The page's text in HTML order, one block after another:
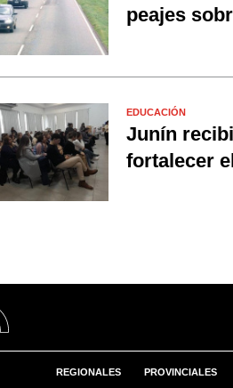
peajes
EDUCACIÓN
Junín
fortalecer
REGIONALES PROVINCIALES